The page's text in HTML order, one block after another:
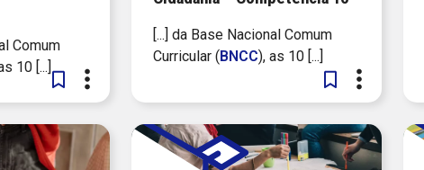
Comum
10 [...]
[...] da Base Nacional Comum
Curricular (BNCC), as 10 [...]